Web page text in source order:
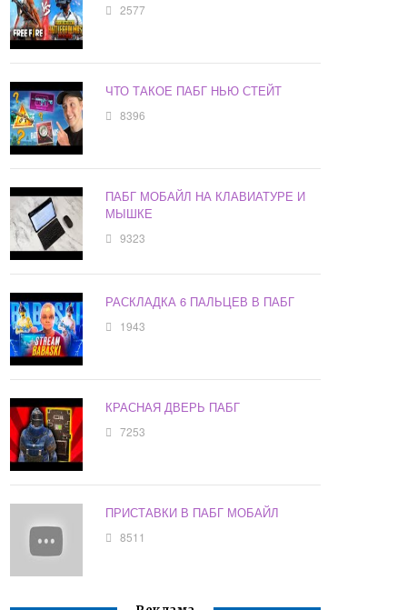
2577
ЧТО ТАКОЕ ПАБГ НЬЮ СТЕЙТ
8396
ПАБГ МОБАЙЛ НА КЛАВИАТУРЕ И
МЫШКЕ
9323
РАСКЛАДКА 6 ПАЛЬЦЕВ В ПАБГ
1943
КРАСНАЯ ДВЕРЬ ПАБГ
7253
ПРИСТАВКИ В ПАБГ МОБАЙЛ
8511